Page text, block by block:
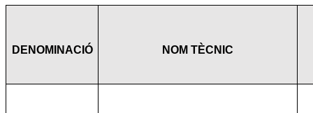
DENOMINACIÓ NOM TÈCNIC